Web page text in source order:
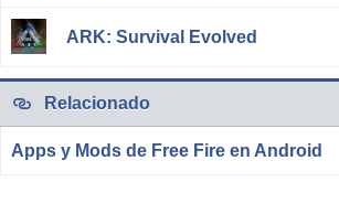
ARK: Survival Evolved
Relacionado
Apps y Mods de Free Fire en Android